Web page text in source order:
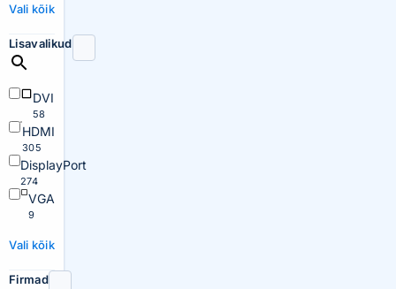
Vali kõik
Lisavalikud
DVI
58
HDMI
305
DisplayPort
274
VGA
9
Vali kõik
Firmad